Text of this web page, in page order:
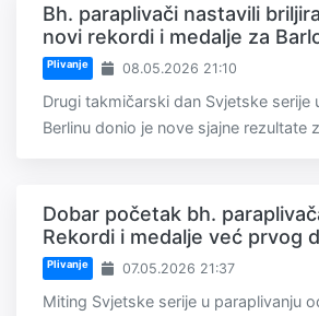
Bh. paraplivači nastavili
novi rekordi i medalje za
Plivanje 08.05.2026 21:10
Drugi takmičarski dan Svjetske serije
Berlinu donio je nove sjajne rezultate
Dobar početak bh.
Rekordi i medalje već prvog
Plivanje 07.05.2026 21:37
Miting Svjetske serije u paraplivanju